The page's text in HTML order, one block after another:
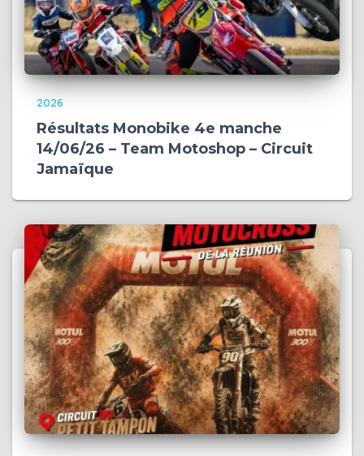
2026
Résultats Monobike 4e manche
14/06/26 – Team Motoshop – Circuit
Jamaïque